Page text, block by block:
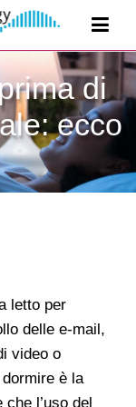
di
ecco
letto per
delle e-mail,
video o
è la
l’uso del